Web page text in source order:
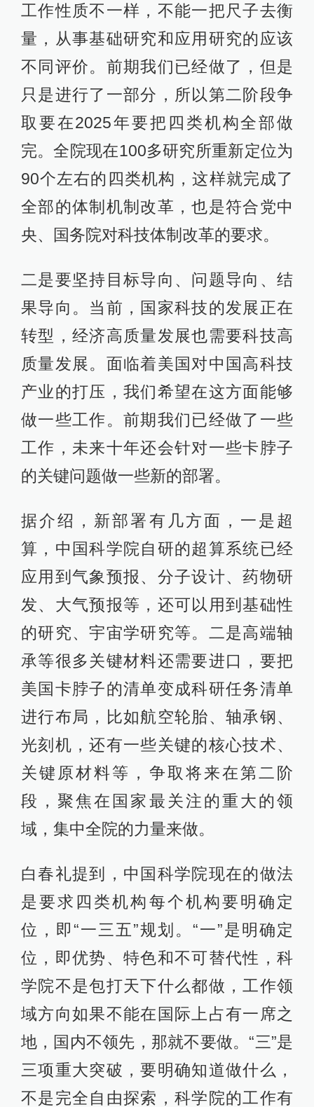
工作性质不一样，不能一把尺子去衡
量，从事基础研究和应用研究的应该
不同评价。前期我们已经做了，但是
只是进行了一部分，所以第二阶段争
取要在2025年要把四类机构全部做
完。全院现在100多研究所重新定位为
90个左右的四类机构，这样就完成了
全部的体制机制改革，也是符合党中
央、国务院对科技体制改革的要求。
二是要坚持目标导向、问题导向、结
果导向。当前，国家科技的发展正在
转型，经济高质量发展也需要科技高
质量发展。面临着美国对中国高科技
产业的打压，我们希望在这方面能够
做一些工作。前期我们已经做了一些
工作，未来十年还会针对一些卡脖子
的关键问题做一些新的部署。
据介绍，新部署有几方面，一是超
算，中国科学院自研的超算系统已经
应用到气象预报、分子设计、药物研
发、大气预报等，还可以用到基础性
的研究、宇宙学研究等。二是高端轴
承等很多关键材料还需要进口，要把
美国卡脖子的清单变成科研任务清单
进行布局，比如航空轮胎、轴承钢、
光刻机，还有一些关键的核心技术、
关键原材料等，争取将来在第二阶
段，聚焦在国家最关注的重大的领
域，集中全院的力量来做。
白春礼提到，中国科学院现在的做法
是要求四类机构每个机构要明确定
位，即“一三五”规划。“一”是明确定
位，即优势、特色和不可替代性，科
学院不是包打天下什么都做，工作领
域方向如果不能在国际上占有一席之
地，国内不领先，那就不要做。“三”是
三项重大突破，要明确知道做什么，
不是完全自由探索，科学院的工作有